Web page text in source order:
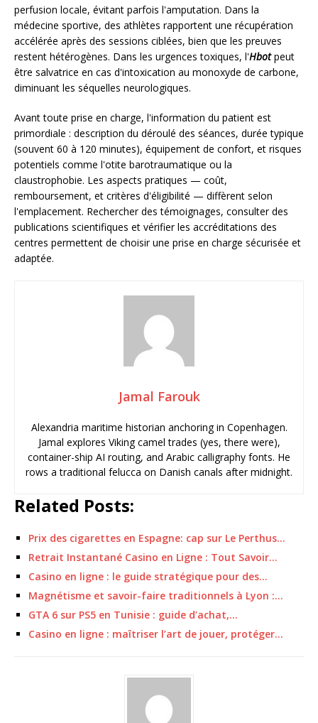
perfusion locale, évitant parfois l'amputation. Dans la
médecine sportive, des athlètes rapportent une récupération
accélérée après des sessions ciblées, bien que les preuves
restent hétérogènes. Dans les urgences toxiques, l'Hbotpeut
être salvatrice en cas d'intoxication au monoxyde de carbone,
diminuant les séquelles neurologiques.
Avant toute prise en charge, l'information du patient est
primordiale : description du déroulé des séances, durée typique
(souvent 60 à 120 minutes), équipement de confort, et risques
potentiels comme l'otite barotraumatique ou la
claustrophobie. Les aspects pratiques — coût,
remboursement, et critères d'éligibilité — diffèrent selon
l'emplacement. Rechercher des témoignages, consulter des
publications scientifiques et vérifier les accréditations des
centres permettent de choisir une prise en charge sécurisée et
adaptée.
Jamal Farouk
Alexandria maritime historian anchoring in Copenhagen.
Jamal explores Viking camel trades (yes, there were),
container-ship AI routing, and Arabic calligraphy fonts. He
rows a traditional felucca on Danish canals after midnight.
Related Posts:
Prix des cigarettes en Espagne: cap sur Le Perthus…
Retrait Instantané Casino en Ligne : Tout Savoir…
Casino en ligne : le guide stratégique pour des…
Magnétisme et savoir-faire traditionnels à Lyon :…
GTA 6 sur PS5 en Tunisie : guide d’achat,…
Casino en ligne : maîtriser l’art de jouer, protéger…